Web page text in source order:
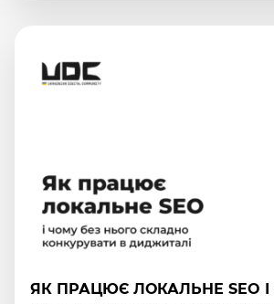
ЯК ПРАЦЮЄ ЛОКАЛЬНЕ SEO